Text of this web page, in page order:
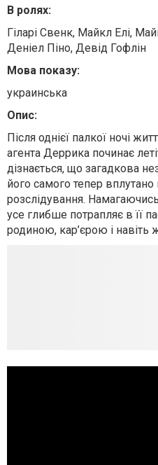
В ролях:
Гіларі Свенк, Майкл Елі,
Деніел Піно, Девід Гофлін
Мова показу:
украинська
Опис:
Після однієї палкої ночі
агента Деррика починає
дізнається, що загадкова
його самого тепер
розслідування.
усе глибше потрапляє в її
родиною, кар’єрою і навіть